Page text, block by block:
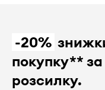
-20%
покупку**
розсилку.